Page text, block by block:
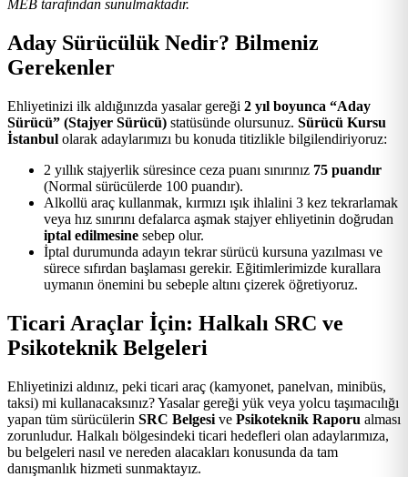
MEB tarafından sunulmaktadır.
Aday Sürücülük Nedir? Bilmeniz
Gerekenler
Ehliyetinizi ilk aldığınızda yasalar gereği 2 yıl boyunca “Aday
Sürücü” (Stajyer Sürücü) statüsünde olursunuz. Sürücü Kursu
İstanbul olarak adaylarımızı bu konuda titizlikle bilgilendiriyoruz:
2 yıllık stajyerlik süresince ceza puanı sınırınız 75 puandır
(Normal sürücülerde 100 puandır).
Alkollü araç kullanmak, kırmızı ışık ihlalini 3 kez tekrarlamak
veya hız sınırını defalarca aşmak stajyer ehliyetinin doğrudan
iptal edilmesine sebep olur.
İptal durumunda adayın tekrar sürücü kursuna yazılması ve
sürece sıfırdan başlaması gerekir. Eğitimlerimizde kurallara
uymanın önemini bu sebeple altını çizerek öğretiyoruz.
Ticari Araçlar İçin: Halkalı SRC ve
Psikoteknik Belgeleri
Ehliyetinizi aldınız, peki ticari araç (kamyonet, panelvan, minibüs,
taksi) mi kullanacaksınız? Yasalar gereği yük veya yolcu taşımacılığı
yapan tüm sürücülerin SRC Belgesi ve Psikoteknik Raporu alması
zorunludur. Halkalı bölgesindeki ticari hedefleri olan adaylarımıza,
bu belgeleri nasıl ve nereden alacakları konusunda da tam
danışmanlık hizmeti sunmaktayız.